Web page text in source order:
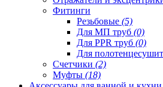
Фитинги
Резьбовые (5)
Для МП труб (0)
Для PPR труб (0)
Для
Счетчики (2)
Муфты (18)